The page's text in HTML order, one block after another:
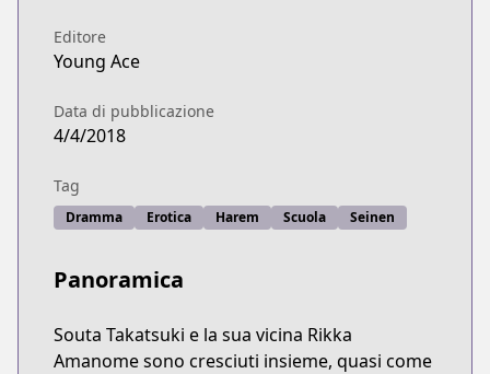
Editore
Young Ace
Data di pubblicazione
4/4/2018
Tag
Dramma Erotica Harem Scuola Seinen
Panoramica
Souta Takatsuki e la sua vicina Rikka
Amanome sono cresciuti insieme, quasi come